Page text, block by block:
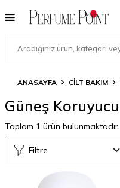
ANASAYFA CILT BAKIM
Güneş Koruyucu
Toplam 1 ürün bulunmaktadır.
Filtre